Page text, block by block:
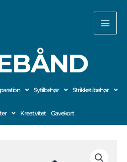
Sytilbehør Strikketilbehør
Kreativitet Gavekort